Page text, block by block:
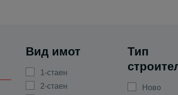
Вид имот
1-стаен
2-стаен
Тип
Ново